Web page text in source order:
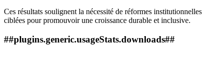
Ces résultats soulignent la nécessité de réformes institutionnelles
ciblées pour promouvoir une croissance durable et inclusive.
##plugins.generic.usageStats.downloads##